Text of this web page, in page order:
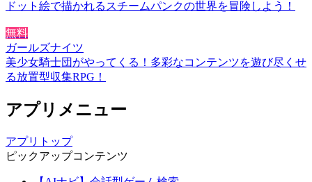
ドット絵で描かれるスチームパンクの世界を冒険しよう！
無料
ガールズナイツ
美少女騎士団がやってくる！多彩なコンテンツを遊び尽くせ
る放置型収集RPG！
アプリメニュー
アプリトップ
ピックアップコンテンツ